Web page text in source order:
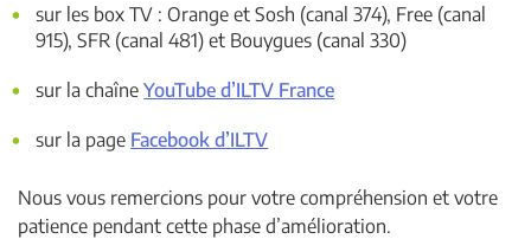
sur les box TV : Orange et Sosh (canal 374), Free (canal
915), SFR (canal 481) et Bouygues (canal 330)
sur la chaîneYouTube d’ILTV France
sur la page Facebook d’ILTV
Nous vous remercions pour votre compréhension et votre
patience pendant cette phase d’amélioration.